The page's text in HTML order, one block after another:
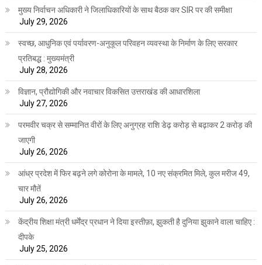
मुख्य निर्वाचन अधिकारी ने जिलाधिकारियों के साथ बैठक कर SIR पर की समीक्षा
July 29, 2026
स्वच्छ, आधुनिक एवं पर्यावरण-अनुकूल परिवहन व्यवस्था के निर्माण के लिए सरकार
प्रतिबद्ध : मुख्यमंत्री
July 28, 2026
विज्ञान, प्रौद्योगिकी और नवाचार विकसित उत्तराखंड की आधारशिला
July 27, 2026
परमवीर चक्र से सम्मानित वीरों के लिए अनुग्रह राशि डेढ़ करोड़ से बढ़ाकर 2 करोड़ की
जाएगी
July 26, 2026
आंध्र प्रदेश में फिर बढ़ने लगे कोरोना के मामले, 10 नए संक्रमित मिले, कुल मरीज 49,
चार मौतें
July 26, 2026
केंद्रीय शिक्षा मंत्री धर्मेंद्र प्रधान ने दिया इस्तीफ़ा, झुकती है दुनिया झुकाने वाला चाहिए :
दीपके
July 25, 2026